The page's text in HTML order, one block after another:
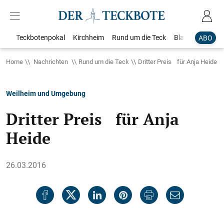
ABO
Teckbotenpokal Kirchheim Rund um die Teck Blaulicht
Home Nachrichten Rund um die Teck Dritter Preis für Anja Heide
Weilheim und Umgebung
Dritter Preis für Anja
Heide
26.03.2016